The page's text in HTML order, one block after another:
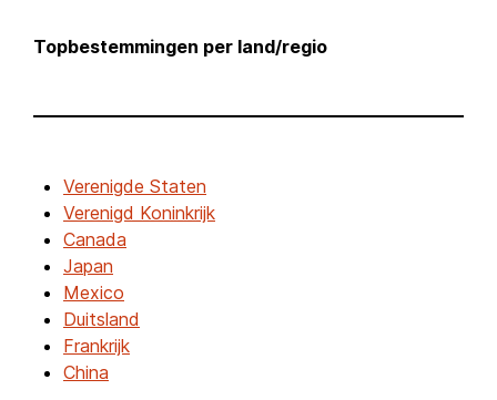
Topbestemmingen per land/regio
Verenigde Staten
Verenigd Koninkrijk
Canada
Japan
Mexico
Duitsland
Frankrijk
China